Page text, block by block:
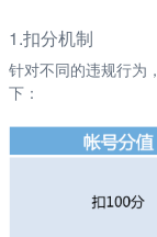
1.扣分机制
针对不同的违规行为
下：